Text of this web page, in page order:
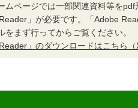
ムページでは一部関連資料等を
Reader」が必要です。「Adobe
をまず行ってからご覧ください。
Reader」のダウンロードはこちら